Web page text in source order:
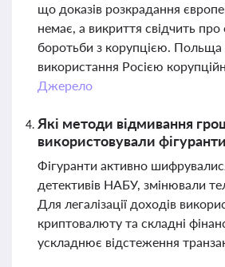
що доказів розкрадання
немає, а викриття свідчить про
боротьби з корупцією. Польща
використання Росією
Джерело
Які методи відмивання
використовували
Фігуранти активно
детективів НАБУ, змінювали
Для легалізації доходів
криптовалюту та складні
ускладнює відстеження